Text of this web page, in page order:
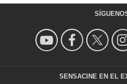
SENSACINE EN EL